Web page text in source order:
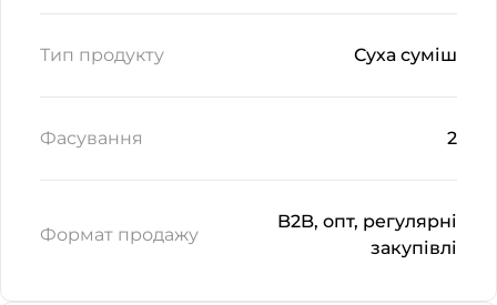
Тип продукту Суха суміш
Фасування 2
Формат продажу
B2B, опт, регулярні
закупівлі